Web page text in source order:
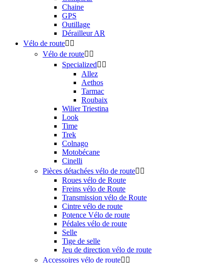
Chaine
GPS
Outillage
Dérailleur AR
Vélo de route 
Vélo de route 
Specialized 
Allez
Aethos
Tarmac
Roubaix
Wilier Triestina
Look
Time
Trek
Colnago
Motobécane
Cinelli
Pièces détachées vélo de route 
Roues vélo de Route
Freins vélo de Route
Transmission vélo de Route
Cintre vélo de route
Potence Vélo de route
Pédales vélo de route
Selle
Tige de selle
Jeu de direction vélo de route
Accessoires vélo de route 